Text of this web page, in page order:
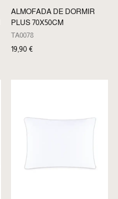
ALMOFADA DE DORMIR
PLUS 70X50CM
TA0078
19,90 €